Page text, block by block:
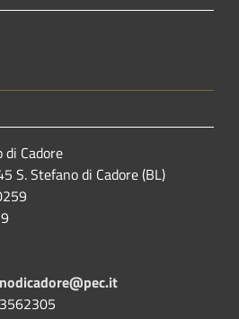
di Cadore
S. Stefano di Cadore (BL)